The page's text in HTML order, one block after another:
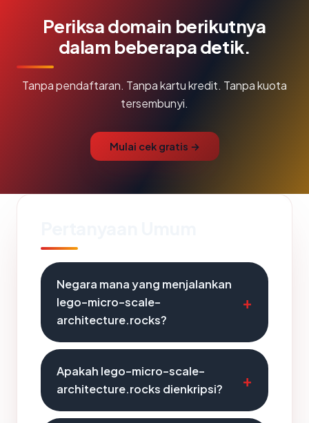
Periksa domain berikutnya
dalam beberapa detik.
Tanpa pendaftaran. Tanpa kartu kredit. Tanpa kuota
tersembunyi.
Mulai cek gratis →
Negara mana yang menjalankan
lego-micro-scale-
architecture.rocks?
Apakah lego-micro-scale-
architecture.rocks dienkripsi?